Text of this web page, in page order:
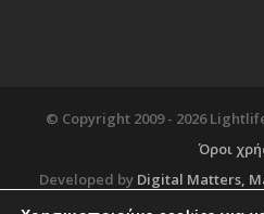
© Copyright 2009 - 2026
Όροι
Developed by Digital Matters,